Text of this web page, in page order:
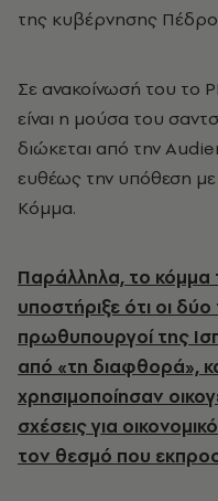
της κυβέρνησης
Σε ανακοίνωσή του το
είναι η μούσα του
διώκεται από την
ευθέως την υπόθεση
Κόμμα.
Παράλληλα, το κόμμα
υποστήριξε ότι οι δύο
πρωθυπουργοί της
από «τη διαφθορά»,
χρησιμοποίησαν
σχέσεις για
τον θεσμό που